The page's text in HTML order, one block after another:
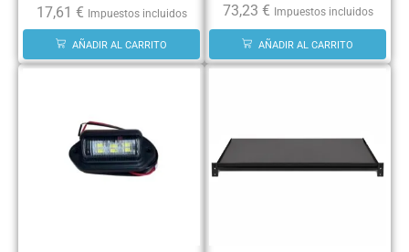
17,61 € Impuestos incluidos
AÑADIR AL CARRITO
73,23 € Impuestos incluidos
AÑADIR AL CARRITO